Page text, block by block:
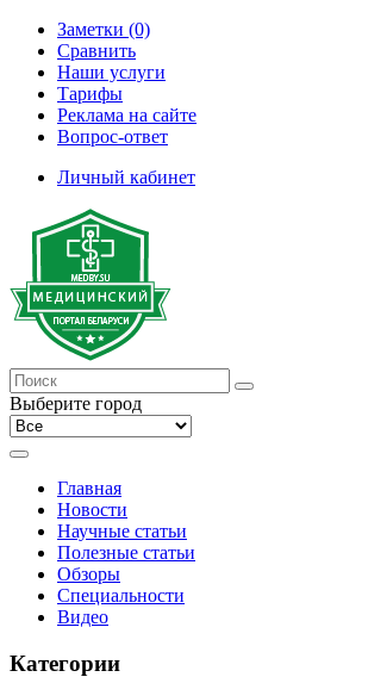
Заметки (0)
Сравнить
Наши услуги
Тарифы
Реклама на сайте
Вопрос-ответ
Личный кабинет
Выберите город
Главная
Новости
Научные статьи
Полезные статьи
Обзоры
Специальности
Видео
Категории